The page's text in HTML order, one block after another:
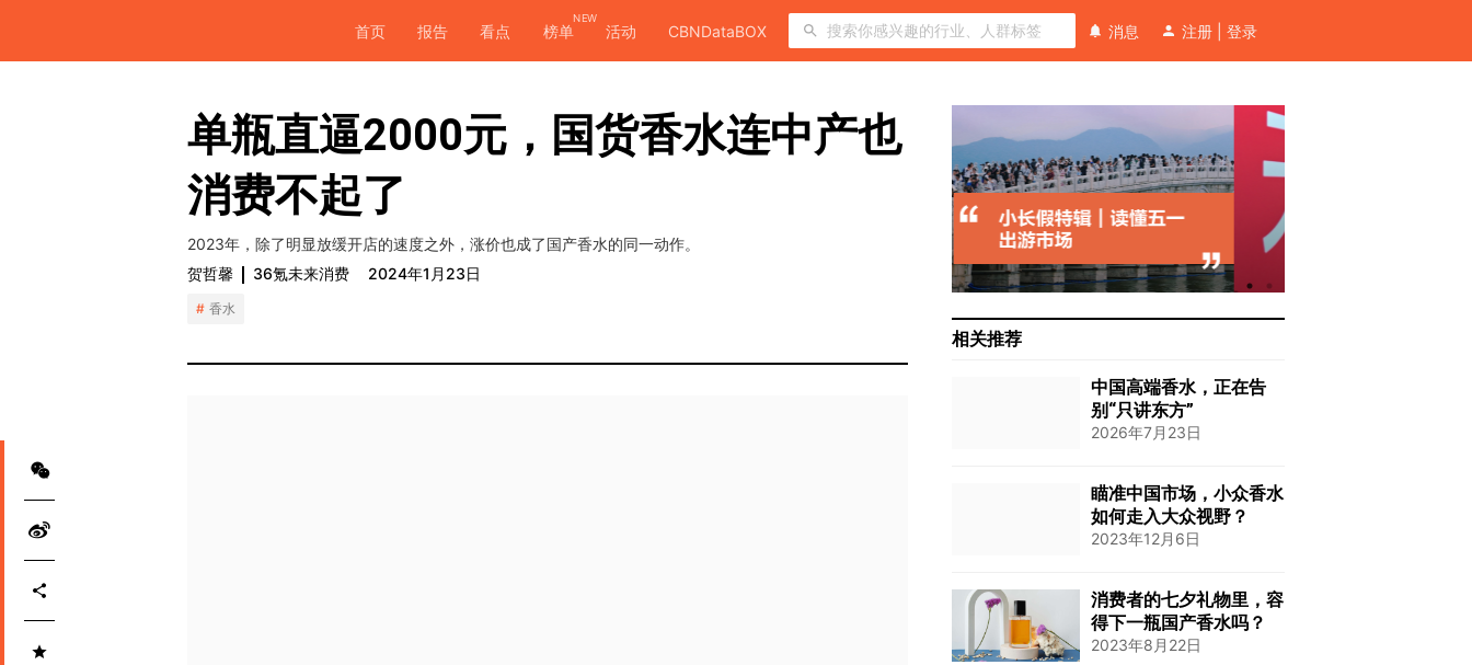
首页 报告 看点 榜单
NEW
活动 CBNDataBOX 消息 注册 登录
单瓶直逼2000元，国货香水连中产也
消费不起了
2023年，除了明显放缓开店的速度之外，涨价也成了国产香水的同一动作。
贺哲馨
36氪未来消费 2024年1月23日
香水
相关推荐
中国高端香水，正在告
别“只讲东方”
2026年7月23日
瞄准中国市场，小众香水
如何走入大众视野？
2023年12月6日
消费者的七夕礼物里，容
得下一瓶国产香水吗？
2023年8月22日